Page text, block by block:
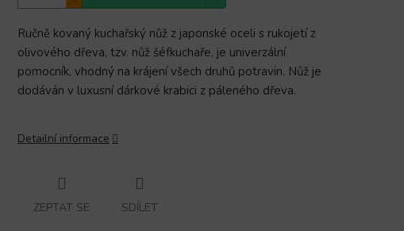
Ručně kovaný kuchařský nůž z japonské oceli s rukojetí z
olivového dřeva, tzv. nůž šéfkuchaře, je univerzální
pomocník, vhodný na krájení všech druhů potravin. Nůž je
dodáván v luxusní dárkové krabici z páleného dřeva.
Detailní informace
ZEPTAT SE SDÍLET